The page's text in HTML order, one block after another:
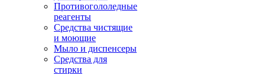
Противогололедные
реагенты
Средства чистящие
и моющие
Мыло и диспенсеры
Средства для
стирки